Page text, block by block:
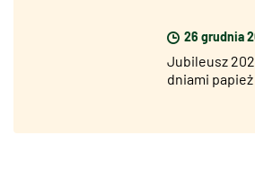
26 grudnia
Jubileusz
dniami
otworzył